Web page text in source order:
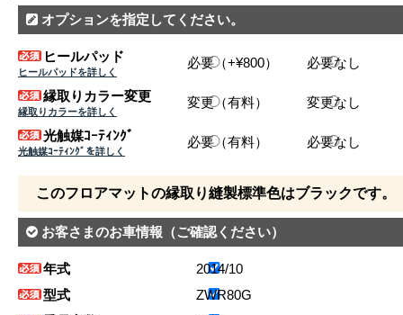
オプションを指定してください。
ヒールパッド
ヒールパッドを詳しく
必要（+¥800） 必要なし
縁取りカラー変更
縁取りカラーを詳しく
変更（有料） 変更なし
光触媒ｺｰﾃｨﾝｸﾞ
光触媒ｺｰﾃｨﾝｸﾞを詳しく
必要（有料） 必要なし
このフロアマットの縁取り縫製標準色はブラックです。
お客さまのお車情報 （ご確認ください）
年式
2014/10
型式
ZWR80G